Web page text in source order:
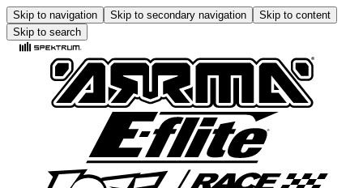
Skip to navigation Skip to secondary navigation
Skip to content
Skip to search